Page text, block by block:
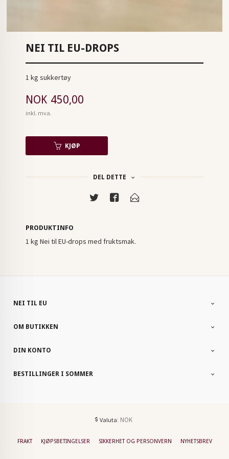
NEI TIL EU-DROPS
1 kg sukkertøy
Pris
NOK 450,00
inkl. mva.
KJØP
DEL DETTE
PRODUKTINFO
1 kg Nei til EU-drops med fruktsmak.
NEI TIL EU
OM BUTIKKEN
DIN KONTO
BESTILLINGER I SOMMER
Valuta: NOK
FRAKT KJØPSBETINGELSER SIKKERHET OG PERSONVERN NYHETSBREV